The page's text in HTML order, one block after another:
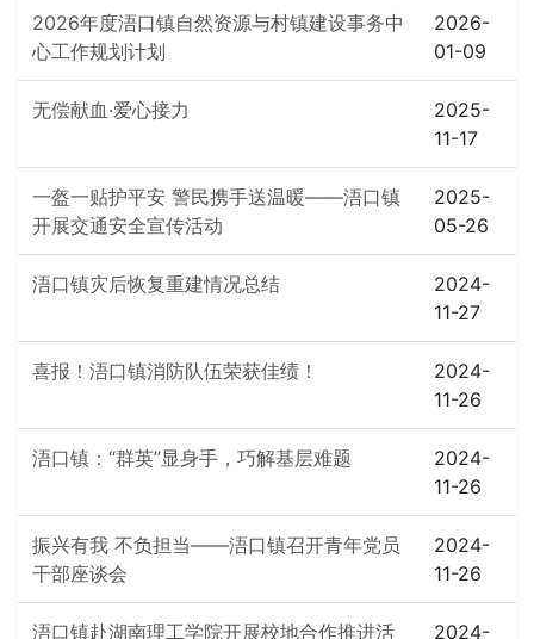
2026年度浯口镇自然资源与村镇建设事务中
心工作规划计划
2026-
01-09
无偿献血·爱心接力
2025-
11-17
一盔一贴护平安 警民携手送温暖——浯口镇
开展交通安全宣传活动
2025-
05-26
浯口镇灾后恢复重建情况总结
2024-
11-27
喜报！浯口镇消防队伍荣获佳绩！
2024-
11-26
浯口镇：“群英”显身手，巧解基层难题
2024-
11-26
振兴有我 不负担当——浯口镇召开青年党员
干部座谈会
2024-
11-26
浯口镇赴湖南理工学院开展校地合作推进活
2024-